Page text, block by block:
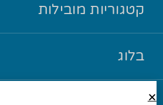
קטגוריות מובילות
בלוג